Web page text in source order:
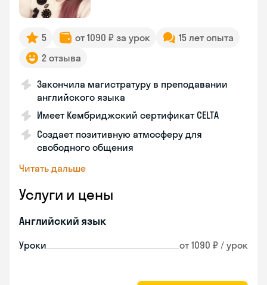
5 от 1090 ₽ за урок
15 лет опыта
2 отзыва
Закончила магистратуру в преподавании
английского языка
Имеет Кембриджский сертификат CELTA
Создает позитивную атмосферу для
свободного общения
Читать дальше
Услуги и цены
Английский язык
Уроки от 1090 ₽ / урок